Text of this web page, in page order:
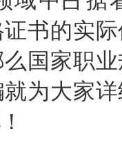
书的实
国家职
为大家